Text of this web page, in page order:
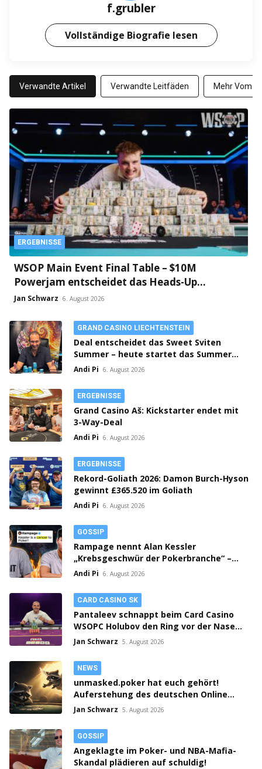
f.grubler
Vollständige Biografie lesen
Verwandte Artikel Verwandte Leitfäden Mehr Vom
ERGEBNISSE
WSOP Main Event Final Table – $10M
Powerjam entscheidet das Heads-Up
zwischen Jumalon und Saaskilahti!
Jan Schwarz 6. August 2026
GRAND CASINO LIECHTENSTEIN
Deal entscheidet das Sweet Sviten
Summer – heute startet das Summer
Open Bounty
Andi Pi 6. August 2026
ERGEBNISSE
Grand Casino Aš: Kickstarter endet mit
3-Way-Deal
Andi Pi 6. August 2026
ERGEBNISSE
Rekord-Goliath 2026: Damon Burch-Hyson
gewinnt £365.520 im Goliath
Andi Pi 6. August 2026
GOSSIP
Rampage nennt Alan Kessler
„Krebsgeschwür der Pokerbranche“ –
Streit auf X eskaliert!
Andi Pi 6. August 2026
CARD CASINO SK
Pantaleev schnappt beim Card Casino
WSOPC Holubov den Ring vor der Nase
weg! 3-fach Action in Samorin!
Jan Schwarz 5. August 2026
NEWS
unmasked.poker hat euch gehört!
Auferstehung des deutschen Online
Poker Rooms?!
Jan Schwarz 5. August 2026
GOSSIP
Angeklagte im Poker- und NBA-Mafia-
Skandal plädieren auf schuldig!